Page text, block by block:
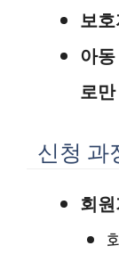
보
아
로
신청 과
회